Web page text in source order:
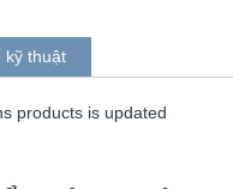
kỹ thuật
products is updated